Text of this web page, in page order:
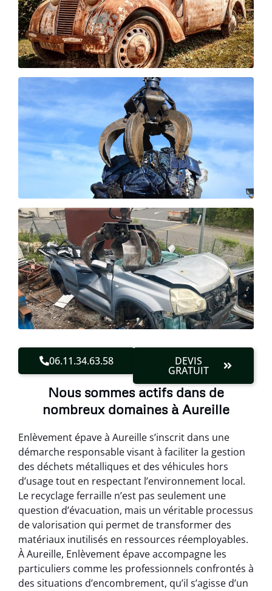
06.11.34.63.58 DEVIS
GRATUIT
Nous sommes actifs dans de
nombreux domaines à Aureille
Enlèvement épave à Aureille s’inscrit dans une
démarche responsable visant à faciliter la gestion
des déchets métalliques et des véhicules hors
d’usage tout en respectant l’environnement local.
Le recyclage ferraille n’est pas seulement une
question d’évacuation, mais un véritable processus
de valorisation qui permet de transformer des
matériaux inutilisés en ressources réemployables.
À Aureille, Enlèvement épave accompagne les
particuliers comme les professionnels confrontés à
des situations d’encombrement, qu’il s’agisse d’un